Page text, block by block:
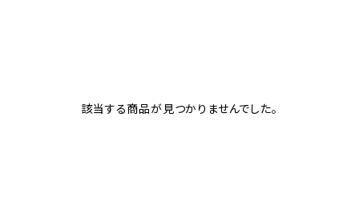
該当する商品が見つかりませんでした。